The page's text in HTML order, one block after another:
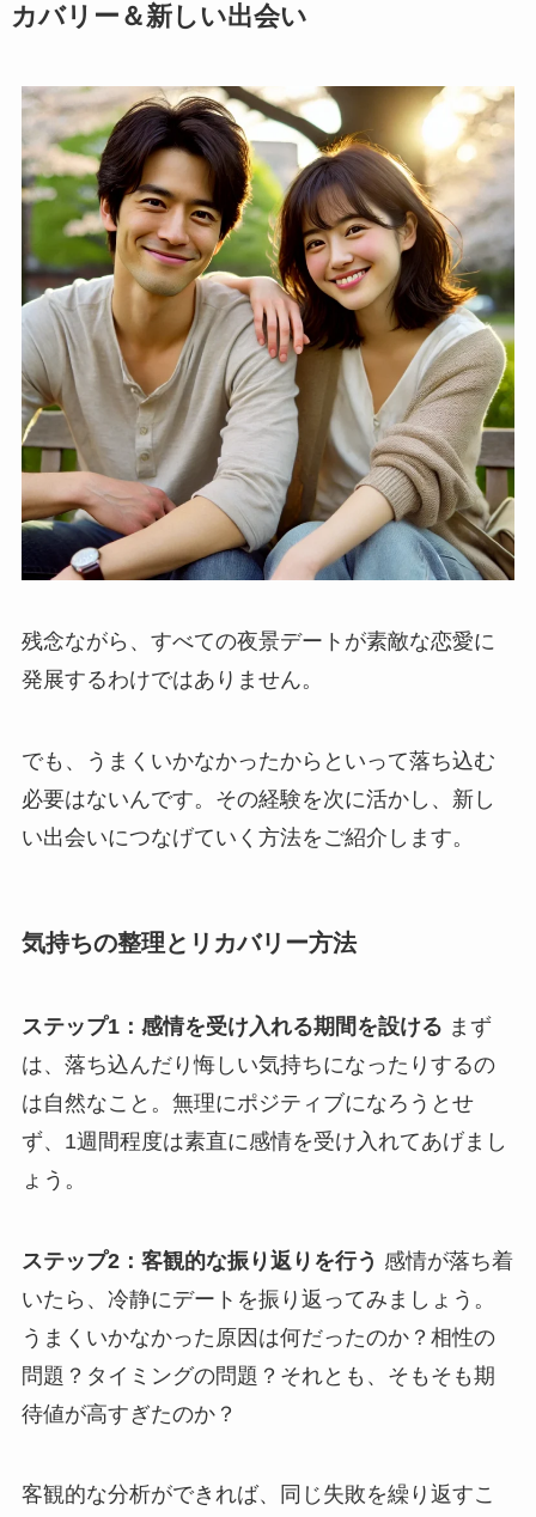
カバリー＆新しい出会い
残念ながら、すべての夜景デートが素敵な恋愛に
発展するわけではありません。
でも、うまくいかなかったからといって落ち込む
必要はないんです。その経験を次に活かし、新し
い出会いにつなげていく方法をご紹介します。
気持ちの整理とリカバリー方法
ステップ1：感情を受け入れる期間を設ける まず
は、落ち込んだり悔しい気持ちになったりするの
は自然なこと。無理にポジティブになろうとせ
ず、1週間程度は素直に感情を受け入れてあげまし
ょう。
ステップ2：客観的な振り返りを行う 感情が落ち着
いたら、冷静にデートを振り返ってみましょう。
うまくいかなかった原因は何だったのか？相性の
問題？タイミングの問題？それとも、そもそも期
待値が高すぎたのか？
客観的な分析ができれば、同じ失敗を繰り返すこ